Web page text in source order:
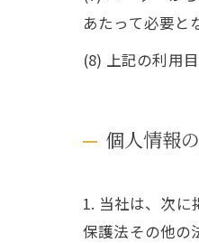
あたって必要と
(8) 上記の利用
個人情報
1. 当社は、次
保護法その他の